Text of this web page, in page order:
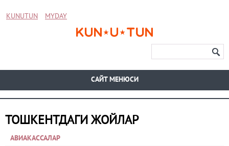
KUNUTUN MYDAY
CАЙТ МЕНЮСИ
ТОШКЕНТДАГИ ЖОЙЛАР
АВИАКАССАЛАР